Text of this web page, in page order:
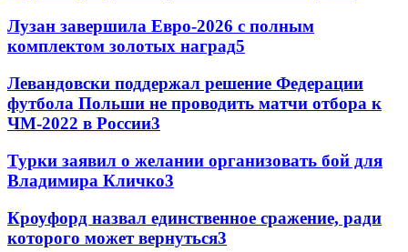
Лузан завершила Евро-2026 с полным
комплектом золотых наград5
Левандовски поддержал решение Федерации
футбола Польши не проводить матчи отбора к
ЧМ-2022 в России3
Турки заявил о желании организовать бой для
Владимира Кличко3
Кроуфорд назвал единственное сражение, ради
которого может вернуться3